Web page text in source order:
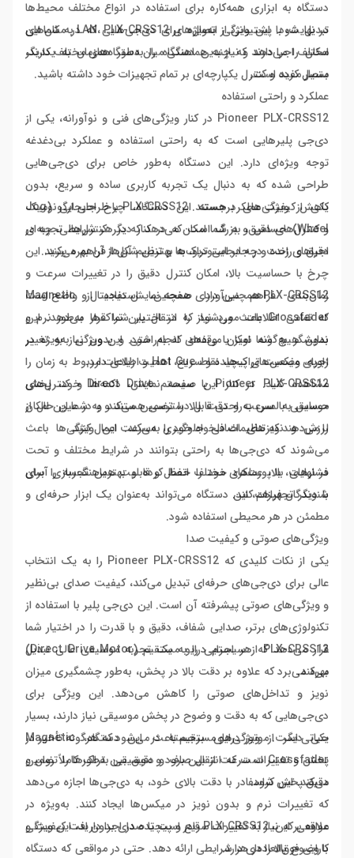
دستگاه به ابزاری همه‌کاره برای استفاده در انواع مختلف محیط‌ها
تبدیل شود. این ویژگی به‌ویژه برای دی‌جی‌هایی که در مکان‌های
مختلف اجرا دارند و نیاز به هماهنگی میان دستگاه‌های مختلف دارند،
بسیار مفید است.
در نهایت، با پشتیبانی از اتصال‌های LAN، PLX-CRSS12 به شما این
امکان را می‌دهد که چندین دستگاه را به‌طور همزمان به یکدیگر
متصل کرده و کنترل یکپارچه‌ای بر تمام تجهیزات خود داشته باشید.
عملکرد و راحتی استفاده
Pioneer PLX-CRSS12 در کنار ویژگی‌های فنی و نوآورانه، یکی از
دی‌جی پلیرهایی است که به راحتی استفاده و عملکرد بی‌دغدغه
توجه ویژه‌ای دارد. این دستگاه به‌طور خاص برای دی‌جی‌هایی
طراحی شده که به دنبال یک تجربه کاربری ساده و سریع، بدون
کاهش کیفیت عملکرد هستند. PLX-CRSS12 با طراحی ارگونومیک
و کنترل‌های دقیق، به شما امکان می‌دهد که در هر شرایطی، چه در
اجراهای زنده و چه در استودیو، به بهترین شکل از آن بهره ببرید.
یکی از ویژگی‌های برجسته این دستگاه، چرخ جابجایی (Jog
Wheel) حساس و بزرگ است که در کنار دیگر کنترل‌ها، تجربه‌ای
دقیق و راحت در جابجایی تراک‌ها و تنظیم آن‌ها فراهم می‌کند. این
چرخ با حساسیت بالا، امکان کنترل دقیق را در تغییرات سرعت و
زمان‌بندی فراهم می‌آورد. همچنین، استفاده از Magnetic
Crossfader باعث می‌شود که انتقال بین تراک‌ها به‌طور نرم و
بدون هیچ‌گونه نویز یا وقفه‌ای انجام شود. این ویژگی به‌ویژه در
اجرای میکس‌های پیچیده و سریع، اهمیت زیادی دارد.
PLX-CRSS12 همچنین دارای صفحه نمایش دیجیتال و واضح است
که تمامی اطلاعات مورد نیاز را در اختیار شما قرار می‌دهد. این
نمایشگر به شما امکان می‌دهد که به‌راحتی و بدون نیاز به تغییر
زاویه، وضعیت تراک‌ها، نقاط Hot Cue و اطلاعات مربوط به زمان را
مشاهده کنید. در کنار این صفحه نمایش، دکمه‌ها و کنترل‌های
حساس به لمس به‌راحتی قابل دسترسی هستند و به شما این امکان
را می‌دهند که تنظیمات دلخواه خود را به‌سرعت اعمال کنید.
Pioneer PLX-CRSS12 با سیستم Direct Drive خود، پخش
موسیقی با سرعت و دقت بالا را تضمین می‌کند و در عین حال از
لرزش و نویزهای اضافی جلوگیری می‌کند. این ویژگی‌ها باعث
می‌شوند که دی‌جی‌ها به راحتی بتوانند در شرایط مختلف و تحت
فشارهای بالا، عملکرد خود را حفظ کرده و بهترین تجربه را برای
شنوندگان فراهم کنند.
در نهایت، با پورت‌های مختلف اتصال و قابلیت هماهنگ‌سازی آسان
با دیگر تجهیزات، این دستگاه می‌تواند به‌عنوان یک ابزار حرفه‌ای و
مطمئن در هر محیطی استفاده شود.
ویژگی‌های صوتی و کیفیت صدا
یکی از نکات کلیدی که Pioneer PLX-CRSS12 را به یک انتخاب
عالی برای دی‌جی‌های حرفه‌ای تبدیل می‌کند، کیفیت صدای بی‌نظیر
و ویژگی‌های صوتی پیشرفته آن است. این دی‌جی پلیر با استفاده از
تکنولوژی‌های برتر، صدایی شفاف، دقیق و با قدرت را در اختیار شما
قرار می‌دهد که هر اجرایی را به یک تجربه موسیقی عالی تبدیل
می‌کند.
PLX-CRSS12 از سیستم درایو مستقیم (Direct Drive Motor)
بهره می‌برد که علاوه بر دقت بالا در پخش، به‌طور چشمگیری میزان
نویز و تداخل‌های صوتی را کاهش می‌دهد. این ویژگی برای
دی‌جی‌هایی که به دقت و وضوح در پخش موسیقی نیاز دارند، بسیار
حیاتی است. موتور درایو مستقیم باعث می‌شود که هرگونه تأخیر در
پخش و تغییرات سرعت از بین برود و موسیقی به‌طور کاملاً روان و
دقیق پخش شود.
یکی دیگر از ویژگی‌های برجسته در این دستگاه، Magnetic
Crossfader است که انتقال صاف و دقیق بین تراک‌ها را تضمین
می‌کند. این کراسفادر با دقت بالای خود، به دی‌جی‌ها اجازه می‌دهد
که تغییرات نرم و بدون نویز در میکس‌ها ایجاد کنند. به‌ویژه در
مواقعی که نیاز به تغییرات سریع و پیچیده در اجرا دارید، این ویژگی
کارایی فوق‌العاده‌ای دارد.
علاوه بر این، PLX-CRSS12 قادر است تا صدای بدون افت کیفیت و
با وضوح بالا را در هر شرایطی ارائه دهد. حتی در مواقعی که دستگاه